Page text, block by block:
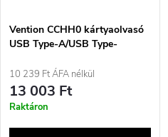
é
s
e
j
a
Vention CCHH0 kártyaolvasó
USB Type-A/USB Type-
10 239 Ft ÁFA nélkül
13 003 Ft
Raktáron